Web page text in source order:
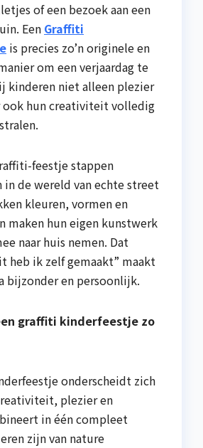
of een bezoek aan een
Een Graffiti
is precies zo’n originele en
om een verjaardag te
kinderen niet alleen plezier
ook hun creativiteit volledig
feestje stappen
in de wereld van echte street
kleuren, vormen en
maken hun eigen kunstwerk
naar huis nemen. Dat
heb ik zelf gemaakt” maakt
bijzonder en persoonlijk.
graffiti kinderfeestje zo
onderscheidt zich
plezier en
in één compleet
zijn van nature